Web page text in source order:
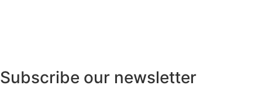
Subscribe our newsletter